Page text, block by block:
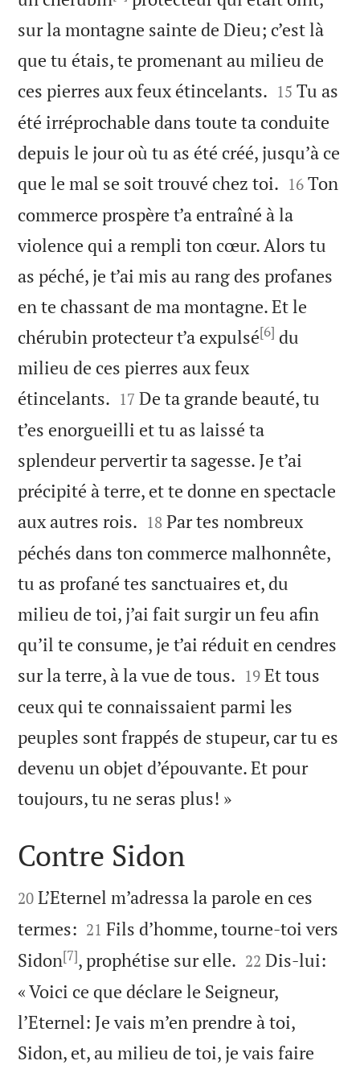
sur la montagne sainte de Dieu; c’est là
que tu étais, te promenant au milieu de
ces pierres aux feux étincelants. 

15 Tu as
été irréprochable dans toute ta conduite
depuis le jour où tu as été créé, jusqu’à ce
que le mal se soit trouvé chez toi. 

16 Ton
commerce prospère t’a entraîné à la
violence qui a rempli ton cœur. Alors tu
as péché, je t’ai mis au rang des profanes
en te chassant de ma montagne. Et le
chérubin protecteur t’a expulsé[6] du
milieu de ces pierres aux feux
étincelants. 

17 De ta grande beauté, tu
t’es enorgueilli et tu as laissé ta
splendeur pervertir ta sagesse. Je t’ai
précipité à terre, et te donne en spectacle
aux autres rois. 

18 Par tes nombreux
péchés dans ton commerce malhonnête,
tu as profané tes sanctuaires et, du
milieu de toi, j’ai fait surgir un feu afin
qu’il te consume, je t’ai réduit en cendres
sur la terre, à la vue de tous. 

19 Et tous
ceux qui te connaissaient parmi les
peuples sont frappés de stupeur, car tu es
devenu un objet d’épouvante. Et pour
toujours, tu ne seras plus! »

Contre Sidon

20 L’Eternel m’adressa la parole en ces
termes: 

21 Fils d’homme, tourne-toi vers
Sidon[7], prophétise sur elle. 

22 Dis-lui:
« Voici ce que déclare le Seigneur,
l’Eternel: Je vais m’en prendre à toi,
Sidon, et, au milieu de toi, je vais faire